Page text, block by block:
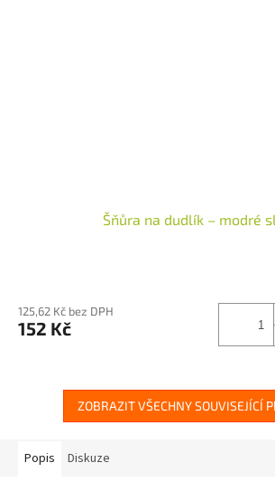
Šňůra na dudlík – modré
125,62 Kč bez DPH
152 Kč
ZOBRAZIT VŠECHNY SOUVISEJÍCÍ
Popis Diskuze